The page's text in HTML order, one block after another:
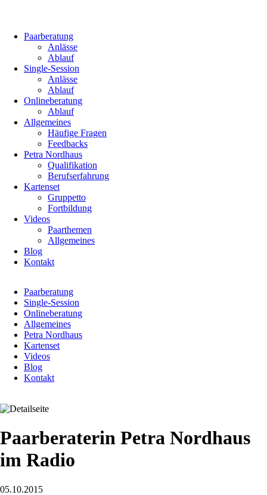
Paarberatung
Anlässe
Ablauf
Single-Session
Anlässe
Ablauf
Onlineberatung
Ablauf
Allgemeines
Häufige Fragen
Feedbacks
Petra Nordhaus
Qualifikation
Berufserfahrung
Kartenset
Gruppetto
Fortbildung
Videos
Paarthemen
Allgemeines
Blog
Kontakt
überspringenPaarberatung
Single-Session
Onlineberatung
Allgemeines
Petra Nordhaus
Kartenset
Videos
Blog
Kontakt
Paarberaterin Petra Nordhaus
im Radio
05.10.2015